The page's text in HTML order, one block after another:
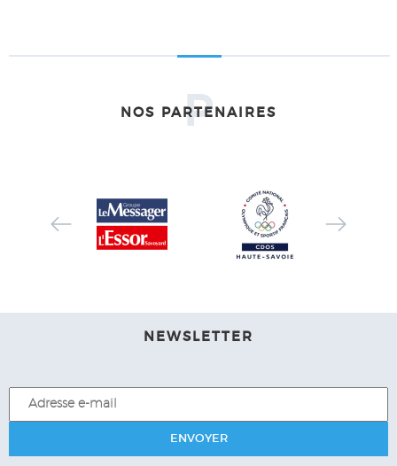
NOS PARTENAIRES
P
NEWSLETTER